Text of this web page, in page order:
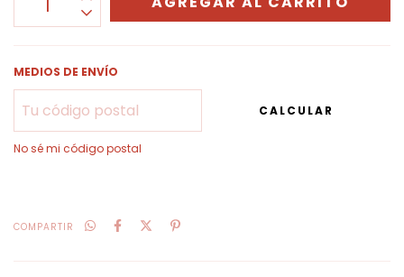
MEDIOS DE ENVÍO
CALCULAR
No sé mi código postal
COMPARTIR